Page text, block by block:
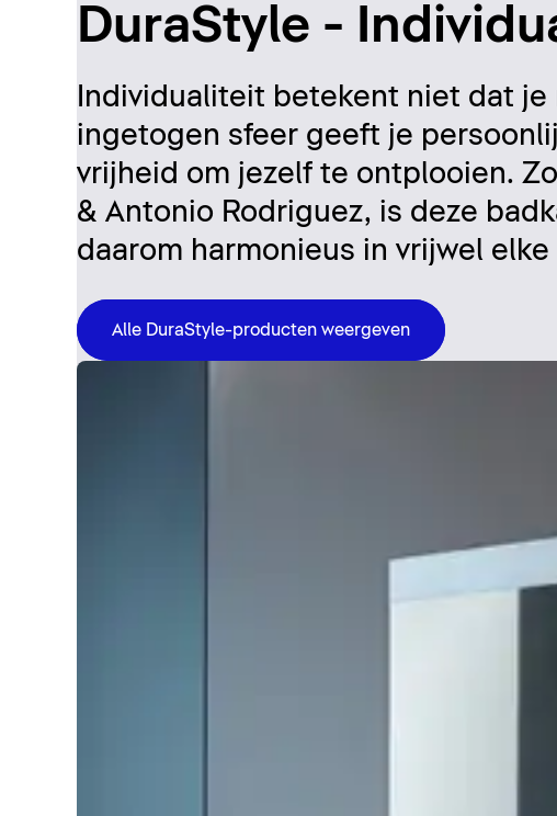
DuraStyle -
Individualiteit betekent niet dat
ingetogen sfeer geeft je
vrijheid om jezelf te ontplooien.
& Antonio Rodriguez, is deze
daarom harmonieus in vrijwel
Alle DuraStyle-producten weergeven